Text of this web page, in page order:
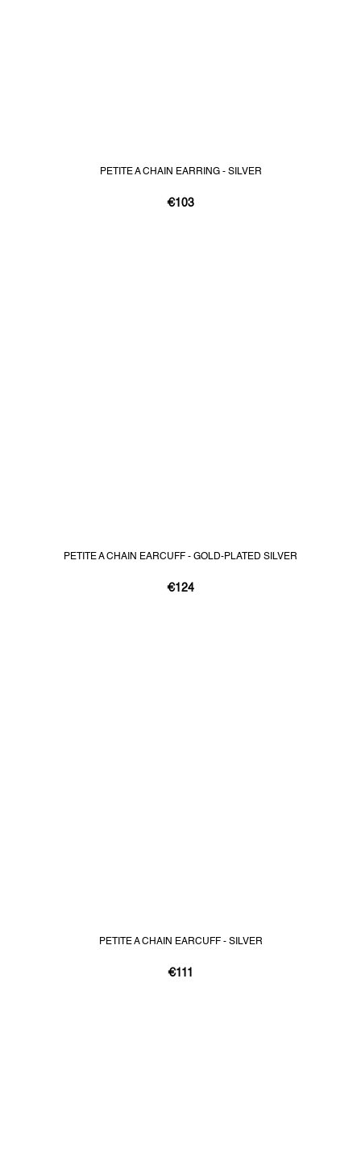
PETITE A CHAIN EARRING - SILVER
€103
PETITE A CHAIN EARCUFF - GOLD-PLATED SILVER
€124
PETITE A CHAIN EARCUFF - SILVER
€111